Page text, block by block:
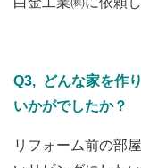
Q3, どんな家を作
いかがでしたか？
リフォーム前の部